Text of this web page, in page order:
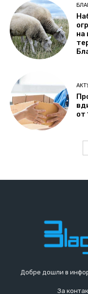
на
от
Добре дошли в
За